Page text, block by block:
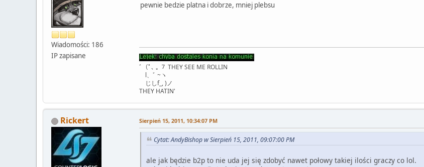
Wiadomości: 186
IP zapisane
pewnie bedzie platna i dobrze, mniej plebsu
ﾞ（ﾟ､ ｡ ７ THEY SEE ME ROLLIN
l、ﾞ ~ヽ
じしf_, )ノ
THEY HATIN'
Rickert Sierpień 15, 2011, 10:34:07 PM
Cytat: AndyBishop w Sierpień 15, 2011, 09:07:00 PM
ale jak będzie b2p to nie uda jej się zdobyć nawet połowy takiej ilości graczy co lol.